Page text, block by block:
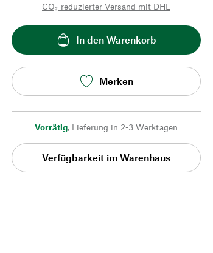
CO₂-reduzierter Versand mit DHL
In den Warenkorb
Merken
Vorrätig, Lieferung in 2-3 Werktagen
Verfügbarkeit im Warenhaus